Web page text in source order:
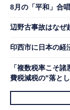
8月の「平和」合
辺野古事故はなぜ
印西市に日本の経
「複数税率こそ
費税減税の"落と